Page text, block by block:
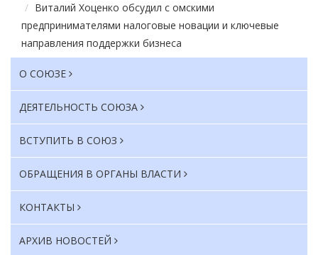
Виталий Хоценко обсудил с омскими
предпринимателями налоговые новации и ключевые
направления поддержки бизнеса
О СОЮЗЕ
ДЕЯТЕЛЬНОСТЬ СОЮЗА
ВСТУПИТЬ В СОЮЗ
ОБРАЩЕНИЯ В ОРГАНЫ ВЛАСТИ
КОНТАКТЫ
АРХИВ НОВОСТЕЙ